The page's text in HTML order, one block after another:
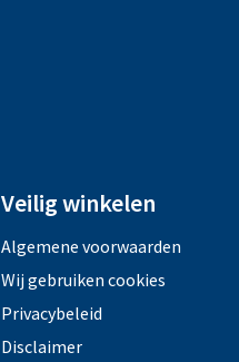
Veilig winkelen
Algemene voorwaarden
Wij gebruiken cookies
Privacybeleid
Disclaimer